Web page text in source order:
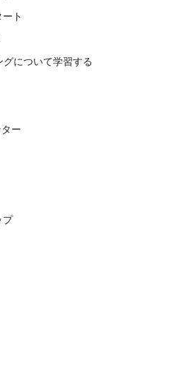
ト
について学習する
ー
プ